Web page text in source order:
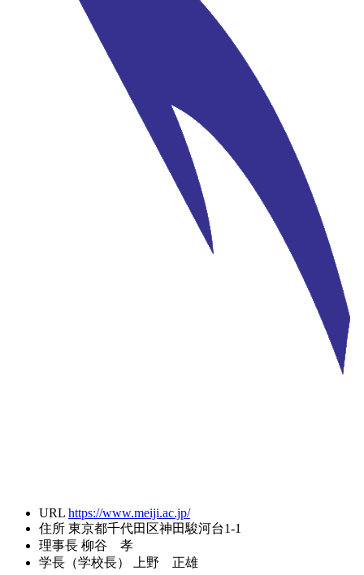
URL https://www.meiji.ac.jp/
住所 東京都千代田区神田駿河台1-1
理事長 柳谷 孝
学長（学校長）
上野 正雄